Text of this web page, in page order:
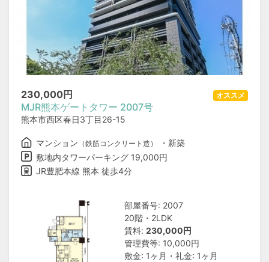
230,000円
MJR熊本ゲートタワー 2007号
熊本市西区春日3丁目26-15
オススメ
マンション （鉄筋コンクリート造）
・新築
敷地内タワーパーキング 19,000円
JR豊肥本線 熊本 徒歩4分
部屋番号: 2007
20階・2LDK
賃料: 230,000円
管理費等: 10,000円
敷金: 1ヶ月・礼金: 1ヶ月